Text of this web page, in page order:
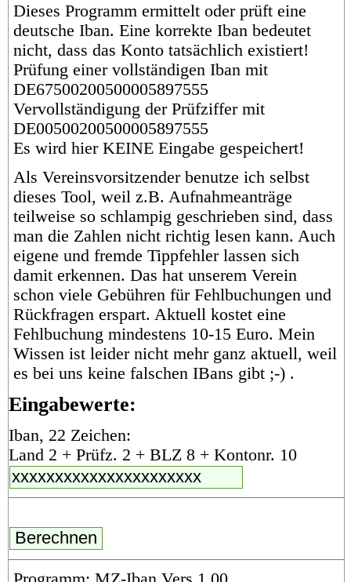
Dieses Programm ermittelt oder prüft eine
deutsche Iban. Eine korrekte Iban bedeutet
nicht, dass das Konto tatsächlich existiert!
Prüfung einer vollständigen Iban mit
DE67500200500005897555
Vervollständigung der Prüfziffer mit
DE00500200500005897555
Es wird hier KEINE Eingabe gespeichert!
Als Vereinsvorsitzender benutze ich selbst
dieses Tool, weil z.B. Aufnahmeanträge
teilweise so schlampig geschrieben sind, dass
man die Zahlen nicht richtig lesen kann. Auch
eigene und fremde Tippfehler lassen sich
damit erkennen. Das hat unserem Verein
schon viele Gebühren für Fehlbuchungen und
Rückfragen erspart. Aktuell kostet eine
Fehlbuchung mindestens 10-15 Euro. Mein
Wissen ist leider nicht mehr ganz aktuell, weil
es bei uns keine falschen IBans gibt ;-) .
Eingabewerte:
Iban, 22 Zeichen:
Land 2 + Prüfz. 2 + BLZ 8 + Kontonr. 10